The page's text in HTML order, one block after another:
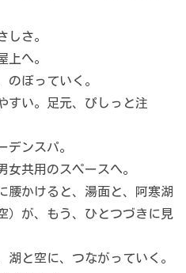
しさ。
上へ。
のぼっていく。
すい。足元、ぴしっと注
デンスパ。
女共用のスペースへ。
腰かけると、湯面と、阿寒湖
）が、もう、ひとつづきに見
湖と空に、つながっていく。